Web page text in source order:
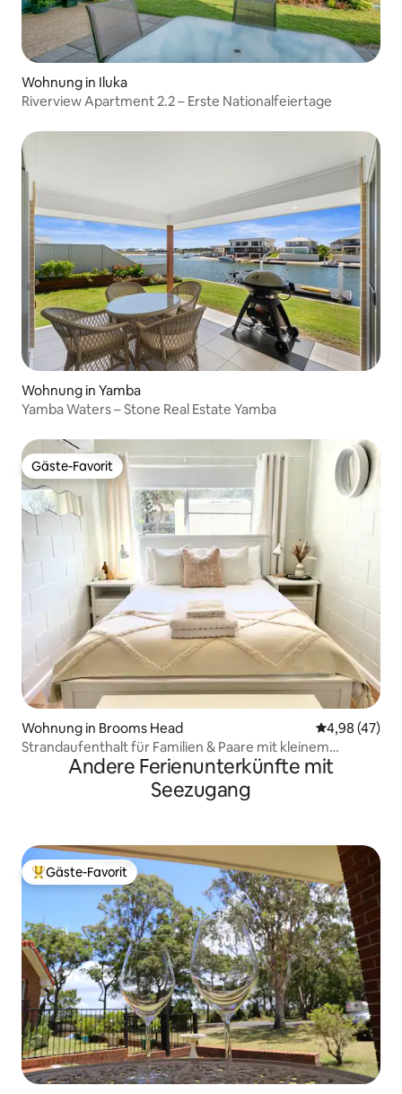
Wohnung in Iluka
Riverview Apartment 2.2 – Erste Nationalfeiertage
Wohnung in Yamba
Yamba Waters – Stone Real Estate Yamba
Gäste-Favorit
Gäste-Favorit
Wohnung in Brooms Head
4,98 (47)
Strandaufenthalt für Familien & Paare mit kleinem
MeerblickAndere Ferienunterkünfte mit
Seezugang
Beliebter Gäste-Favorit.
Gäste-Favorit